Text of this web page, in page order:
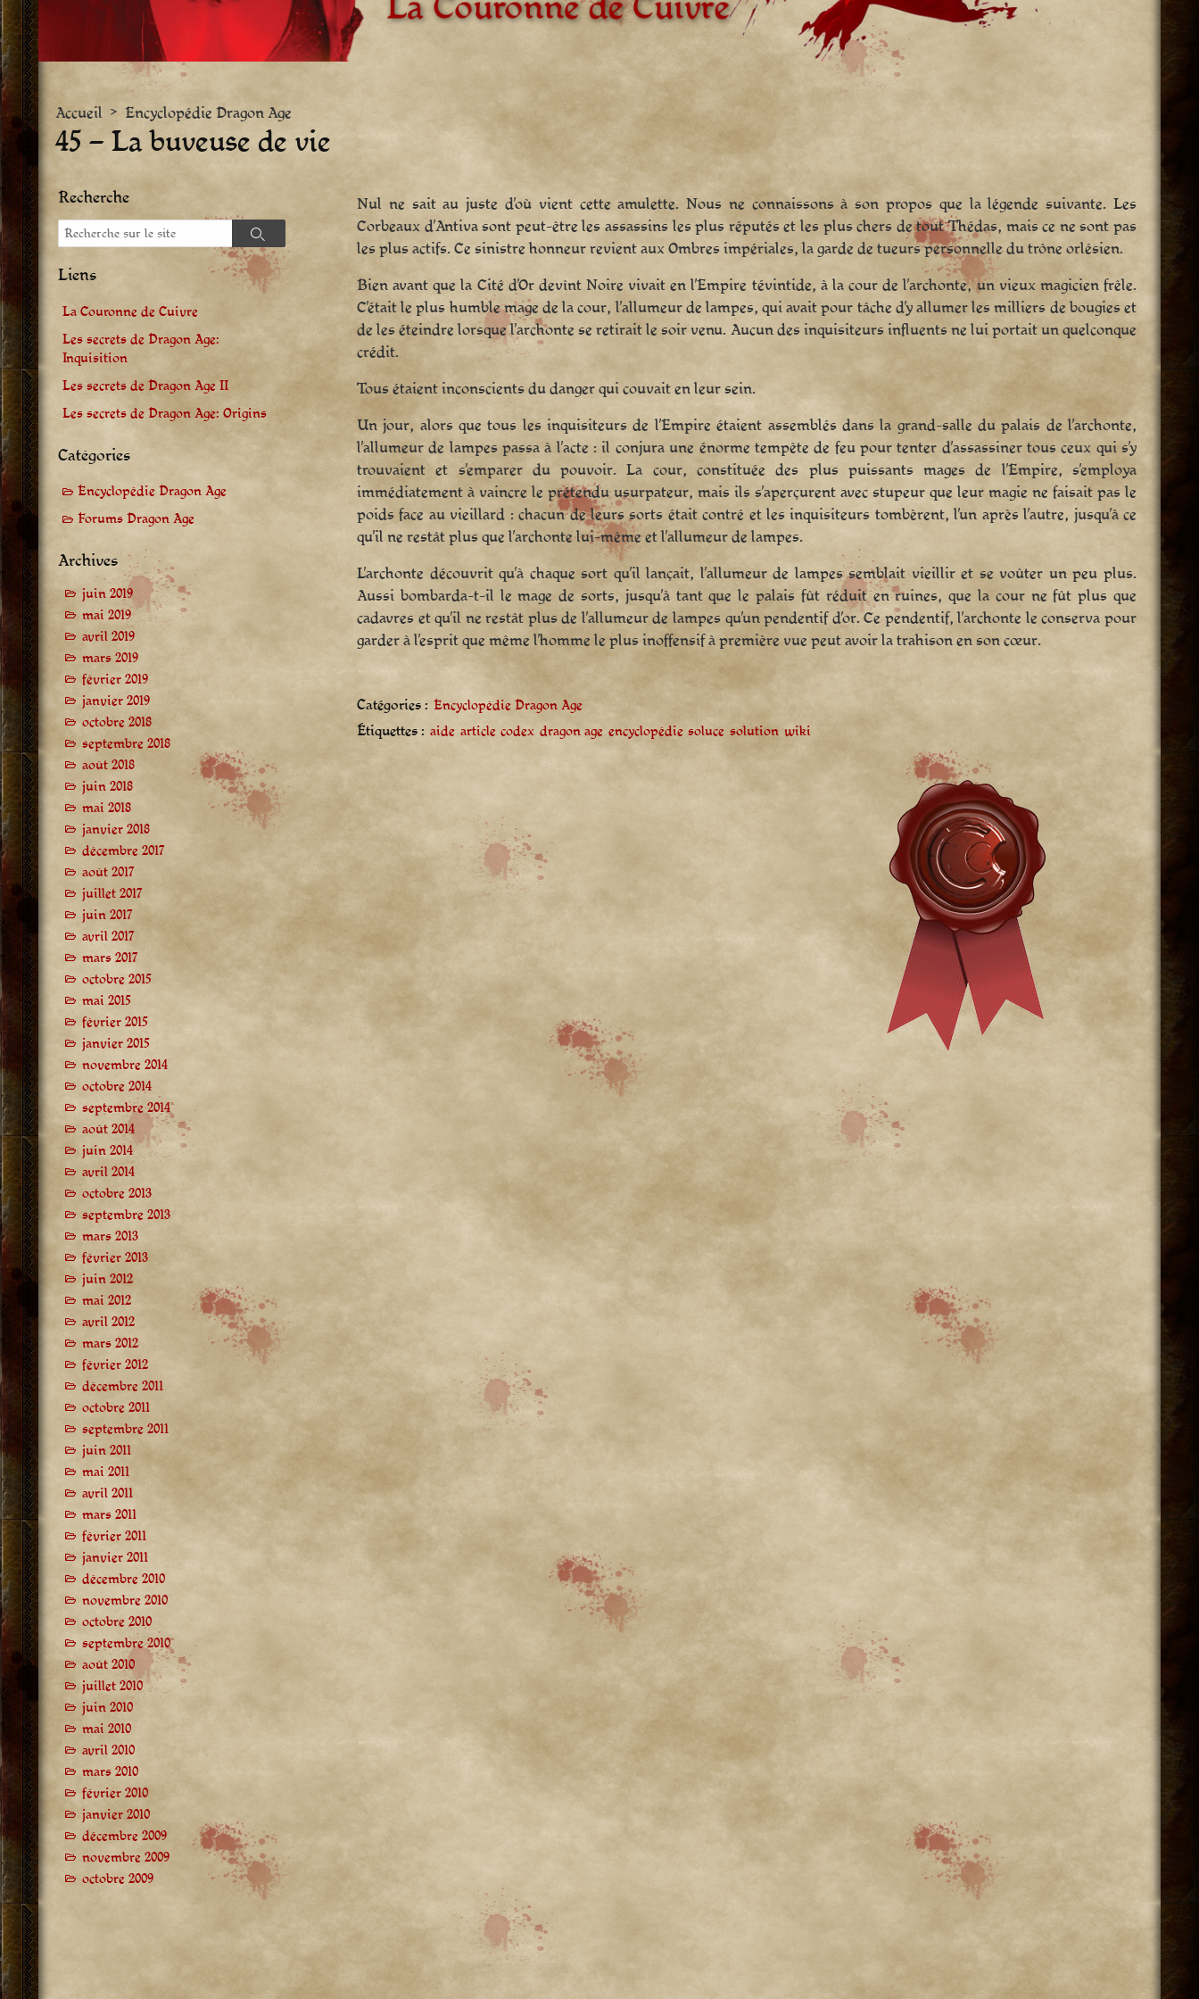
Accueil >Encyclopédie Dragon Age
45 – La buveuse de vie
Nul ne sait au juste d’où vient cette amulette. Nous ne connaissons à son propos que la légende suivante. Les
Corbeaux d’Antiva sont peut-être les assassins les plus réputés et les plus chers de tout Thédas, mais ce ne sont pas
les plus actifs. Ce sinistre honneur revient aux Ombres impériales, la garde de tueurs personnelle du trône orlésien.
Bien avant que la Cité d’Or devînt Noire vivait en l’Empire tévintide, à la cour de l’archonte, un vieux magicien frêle.
C’était le plus humble mage de la cour, l’allumeur de lampes, qui avait pour tâche d’y allumer les milliers de bougies et
de les éteindre lorsque l’archonte se retirait le soir venu. Aucun des inquisiteurs influents ne lui portait un quelconque
crédit.
Tous étaient inconscients du danger qui couvait en leur sein.
Un jour, alors que tous les inquisiteurs de l’Empire étaient assemblés dans la grand-salle du palais de l’archonte,
l’allumeur de lampes passa à l’acte : il conjura une énorme tempête de feu pour tenter d’assassiner tous ceux qui s’y
trouvaient et s’emparer du pouvoir. La cour, constituée des plus puissants mages de l’Empire, s’employa
immédiatement à vaincre le prétendu usurpateur, mais ils s’aperçurent avec stupeur que leur magie ne faisait pas le
poids face au vieillard : chacun de leurs sorts était contré et les inquisiteurs tombèrent, l’un après l’autre, jusqu’à ce
qu’il ne restât plus que l’archonte lui-même et l’allumeur de lampes.
L’archonte découvrit qu’à chaque sort qu’il lançait, l’allumeur de lampes semblait vieillir et se voûter un peu plus.
Aussi bombarda-t-il le mage de sorts, jusqu’à tant que le palais fût réduit en ruines, que la cour ne fût plus que
cadavres et qu’il ne restât plus de l’allumeur de lampes qu’un pendentif d’or. Ce pendentif, l’archonte le conserva pour
garder à l’esprit que même l’homme le plus inoffensif à première vue peut avoir la trahison en son cœur.
Catégories : Encyclopédie Dragon Age
Étiquettes : aide article codex dragon age encyclopédie soluce solution wiki
Recherche
Recherche
Recherche
Liens
La Couronne de Cuivre
Les secrets de Dragon Age:
Inquisition
Les secrets de Dragon Age II
Les secrets de Dragon Age: Origins
Catégories
Encyclopédie Dragon Age
Forums Dragon Age
Archives
juin 2019
mai 2019
avril 2019
mars 2019
février 2019
janvier 2019
octobre 2018
septembre 2018
août 2018
juin 2018
mai 2018
janvier 2018
décembre 2017
août 2017
juillet 2017
juin 2017
avril 2017
mars 2017
octobre 2015
mai 2015
février 2015
janvier 2015
novembre 2014
octobre 2014
septembre 2014
août 2014
juin 2014
avril 2014
octobre 2013
septembre 2013
mars 2013
février 2013
juin 2012
mai 2012
avril 2012
mars 2012
février 2012
décembre 2011
octobre 2011
septembre 2011
juin 2011
mai 2011
avril 2011
mars 2011
février 2011
janvier 2011
décembre 2010
novembre 2010
octobre 2010
septembre 2010
août 2010
juillet 2010
juin 2010
mai 2010
avril 2010
mars 2010
février 2010
janvier 2010
décembre 2009
novembre 2009
octobre 2009